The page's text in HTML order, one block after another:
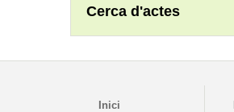
Cerca d'actes
Inici